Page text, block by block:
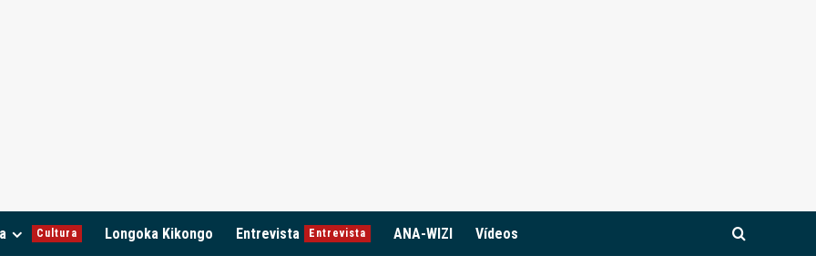
Cultura Longoka Kikongo Entrevista Entrevista ANA-WIZI Vídeos